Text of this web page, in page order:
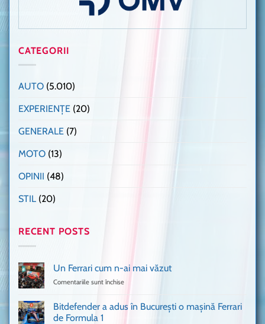
CATEGORII
AUTO (5.010)
EXPERIENȚE (20)
GENERALE (7)
MOTO (13)
OPINII (48)
STIL (20)
RECENT POSTS
Un Ferrari cum n-ai mai văzut
Comentariile sunt închise
Ferrari
cum
Bitdefender a adus în București o mașină Ferrari
de Formula 1